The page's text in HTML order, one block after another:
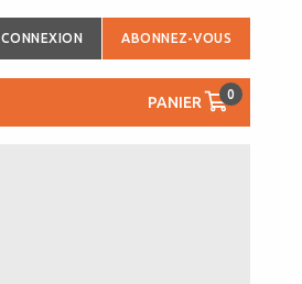
CONNEXION ABONNEZ-VOUS
PANIER 0